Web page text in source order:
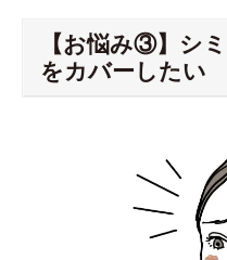
【お悩み③】シ
をカバーしたい